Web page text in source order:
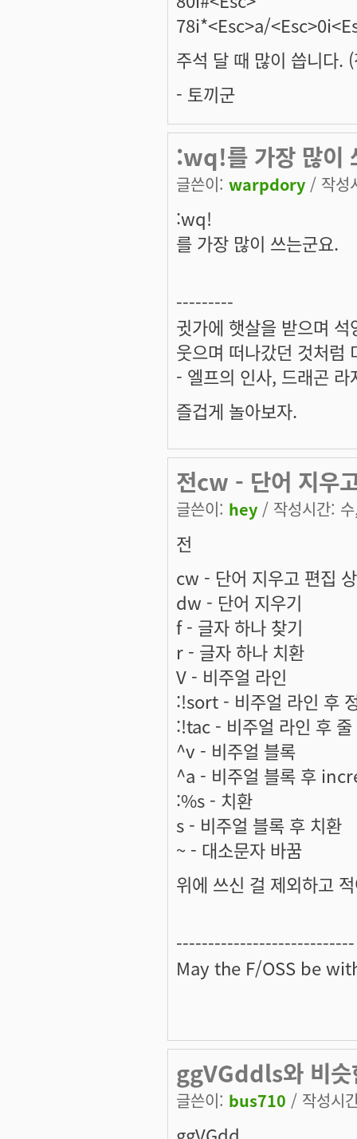
78i*<Esc>a/
주석 달 때 많이 씁니다.
- 토끼군
:wq!를 가장 많이
글쓴이: warpdory / 작성
:wq!
를 가장 많이 쓰는군요.
---------
귓가에 햇살을 받으며
웃으며 떠나갔던 것처럼
- 엘프의 인사, 드래곤 라
즐겁게 놀아보자.
전cw - 단어 지우
글쓴이: hey / 작성시간:
전
cw - 단어 지우고 편집
dw - 단어 지우기
f - 글자 하나 찾기
r - 글자 하나 치환
V - 비주얼 라인
:!sort - 비주얼 라인 후
:!tac - 비주얼 라인 후 줄
^v - 비주얼 블록
^a - 비주얼 블록 후
:%s - 치환
s - 비주얼 블록 후 치환
~ - 대소문자 바꿈
위에 쓰신 걸 제외하고
----------------------------
May the F/OSS be
ggVGddls와 비슷
글쓴이: bus710 / 작성시